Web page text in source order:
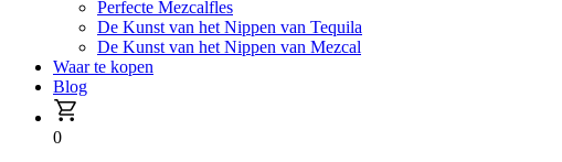
Perfecte Mezcalfles
De Kunst van het Nippen van Tequila
De Kunst van het Nippen van Mezcal
Waar te kopen
Blog
0